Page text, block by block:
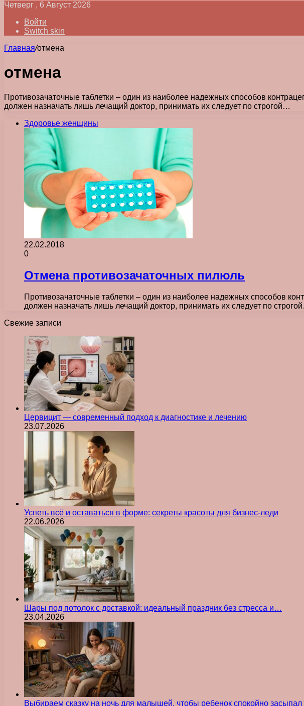
Четверг , 6 Август 2026
Войти
Switch skin
Главная/отмена
отмена
Противозачаточные таблетки – один из наиболее надежных способов
должен назначать лишь лечащий доктор, принимать их следует по строгой…
Здоровье женщины
22.02.2018
0
Отмена противозачаточных пилюль
Противозачаточные таблетки – один из наиболее надежных способов
должен назначать лишь лечащий доктор, принимать их следует по
Свежие записи
Цервицит — современный подход к диагностике и лечению
23.07.2026
Успеть всё и оставаться в форме: секреты красоты для бизнес-леди
22.06.2026
Шары под потолок с доставкой: идеальный праздник без стресса и…
23.04.2026
Выбираем сказку на ночь для малышей, чтобы ребенок спокойно засыпал